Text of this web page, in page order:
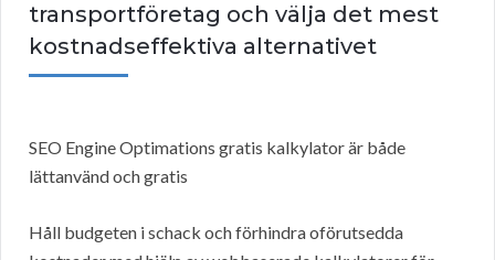
transportföretag och välja det mest
kostnadseffektiva alternativet
SEO Engine Optimations gratis kalkylator är både
lättanvänd och gratis
Håll budgeten i schack och förhindra oförutsedda